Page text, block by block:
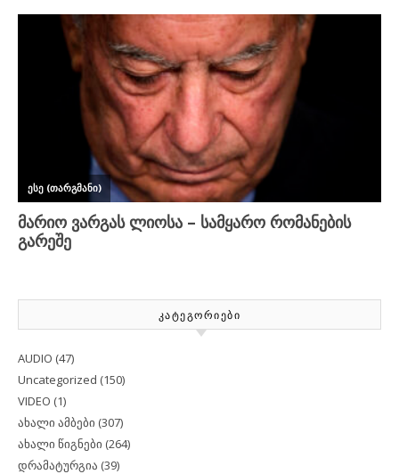
ᲙᲐᲢᲔᲒᲝᲠᲘᲔᲑᲘ
AUDIO (47)
Uncategorized (150)
VIDEO (1)
ახალი ამბები (307)
ახალი წიგნები (264)
დრამატურგია (39)